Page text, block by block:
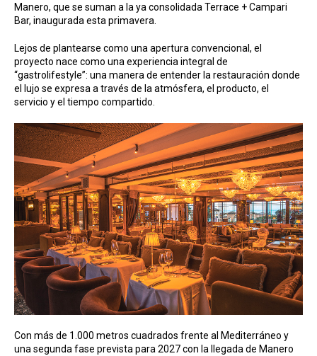
Manero, que se suman a la ya consolidada Terrace + Campari
Bar, inaugurada esta primavera.
Lejos de plantearse como una apertura convencional, el
proyecto nace como una experiencia integral de
“gastrolifestyle”: una manera de entender la restauración donde
el lujo se expresa a través de la atmósfera, el producto, el
servicio y el tiempo compartido.
Con más de 1.000 metros cuadrados frente al Mediterráneo y
una segunda fase prevista para 2027 con la llegada de Manero